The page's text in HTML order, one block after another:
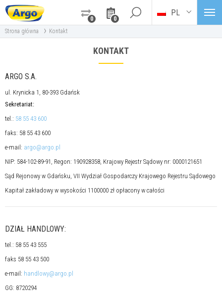
0
0
PL
Strona główna › Kontakt
KONTAKT
ARGO S.A.
ul. Krynicka 1, 80-393 Gdańsk
Sekretariat:
tel.: 58 55 43 600
faks: 58 55 43 600
e-mail: argo@argo.pl
NIP: 584-102-89-91, Regon: 190928358, Krajowy Rejestr Sądowy nr: 0000121651
Sąd Rejonowy w Gdańsku, VII Wydział Gospodarczy Krajowego Rejestru Sądowego
Kapitał zakładowy w wysokości 1100000 zł opłacony w całości
DZIAŁ HANDLOWY:
tel.: 58 55 43 555
faks 58 55 43 500
e-mail: handlowy@argo.pl
GG: 8720294